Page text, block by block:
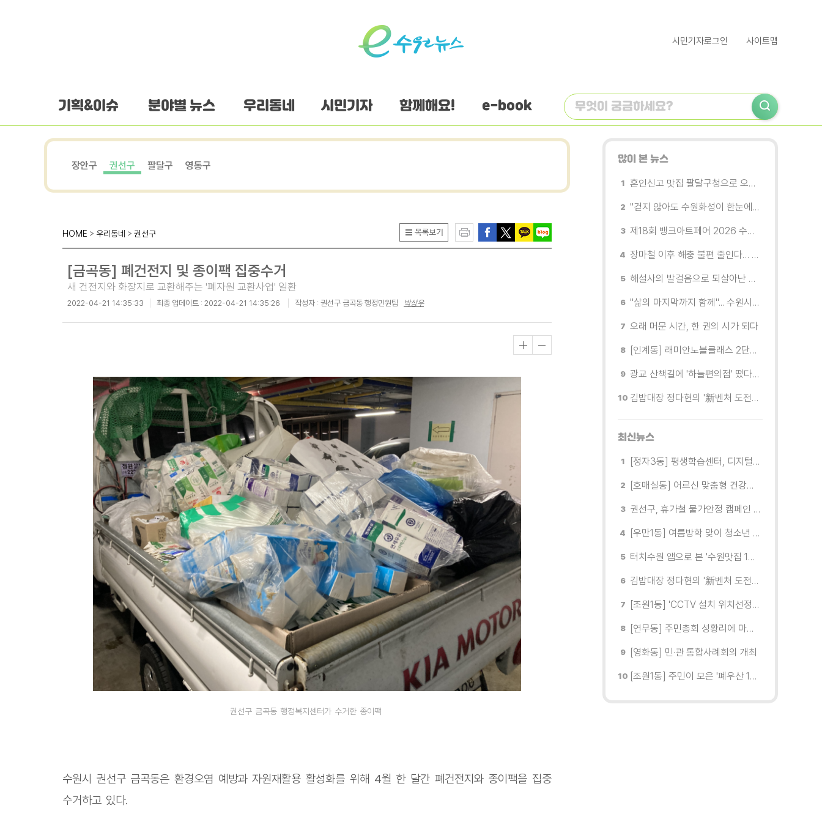
시민기자로그인 사이트맵
기획&이슈 분야별 뉴스 우리동네 시민기자 함께해요! e-book
장안구 권선구 팔달구 영통구
HOME > 우리동네 > 권선구
[금곡동] 폐건전지 및 종이팩 집중수거
새 건전지와 화장지로 교환해주는 '폐자원 교환사업' 일환
2022-04-21 14:35:33 최종 업데이트 : 2022-04-21 14:35:26 작성자 : 권선구 금곡동 행정민원팀 박상우
권선구 금곡동 행정복지센터가 수거한 종이팩
수원시 권선구 금곡동은 환경오염 예방과 자원재활용 활성화를 위해 4월 한 달간 폐건전지와 종이팩을 집중
수거하고 있다.
많이 본 뉴스
혼인신고 맛집 팔달구청으로 오세요
"걷지 않아도 수원화성이 한눈에"…무장애 관광버스 '수원행차' 타보니
제18회 뱅크아트페어 2026 수원 개막, '나도 그림을 소유한다'
장마철 이후 해충 불편 줄인다… 영통구보건소, 신동수변공원·원천리천 집중 방제
해설사의 발걸음으로 되살아난 수원의 독립운동 역사
"삶의 마지막까지 함께"... 수원시 8개 기관, 어르신 돌봄의 손을 맞잡다
오래 머문 시간, 한 권의 시가 되다
[인계동] 래미안노블클래스 2단지 경로당, 무더위 속 독거노인에게 '따뜻한 한 끼' 대접
광교 산책길에 '하늘편의점' 떴다… 드론배송 시연
김밥대장 정다현의 '新벤처 도전이야기'
최신뉴스
[정자3동] 평생학습센터, 디지털 생활문해교실 개강
[호매실동] 어르신 맞춤형 건강특화사업 「은빛반짝 실버종이공방」 운영
권선구, 휴가철 물가안정 캠페인 전개
[우만1동] 여름방학 맞이 청소년 유해환경 캠페인 실시
터치수원 앱으로 본 '수원맛집 100선'... 장안구 맛집을 찾다
김밥대장 정다현의 '新벤처 도전이야기'
[조원1동] 'CCTV 설치 위치선정협의회' 회의 개최
[연무동] 주민총회 성황리에 마무리
[영화동] 민·관 통합사례회의 개최
[조원1동] 주민이 모은 '폐우산 100개' 수원여대에 1차 전달